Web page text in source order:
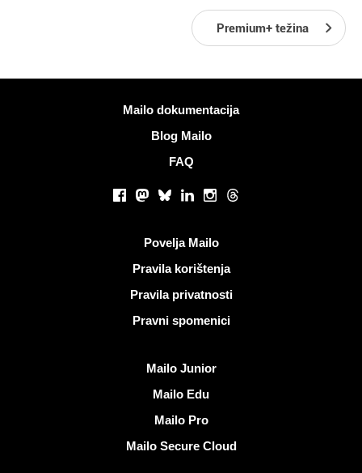
Premium+ težina
Mailo dokumentacija
Blog Mailo
FAQ
Facebook
Mastodon
BlueskyLinkedInInstagram
Threads
Povelja Mailo
Pravila korištenja
Pravila privatnosti
Pravni spomenici
Mailo Junior
Mailo Edu
Mailo Pro
Mailo Secure Cloud